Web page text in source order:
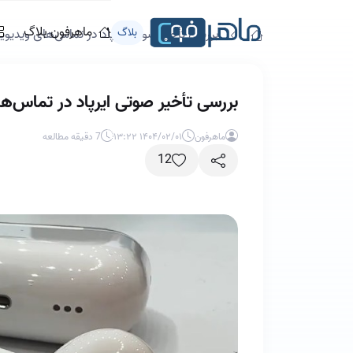
بلاگ ماهرفون بلاگ
بررسی تأخیر صوتی ایرپاد در تماس‌های
بررسی تأخیر صوتی ایرپاد در
ماهرفون ۱۴۰۴/۰۲/۰۱ ۱۳:۲۲ 7 دقیقه مطالعه
12